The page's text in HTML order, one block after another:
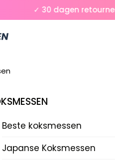
✓ 30 dagen retourneren
Beste koksmessen
Japanse Koksmessen